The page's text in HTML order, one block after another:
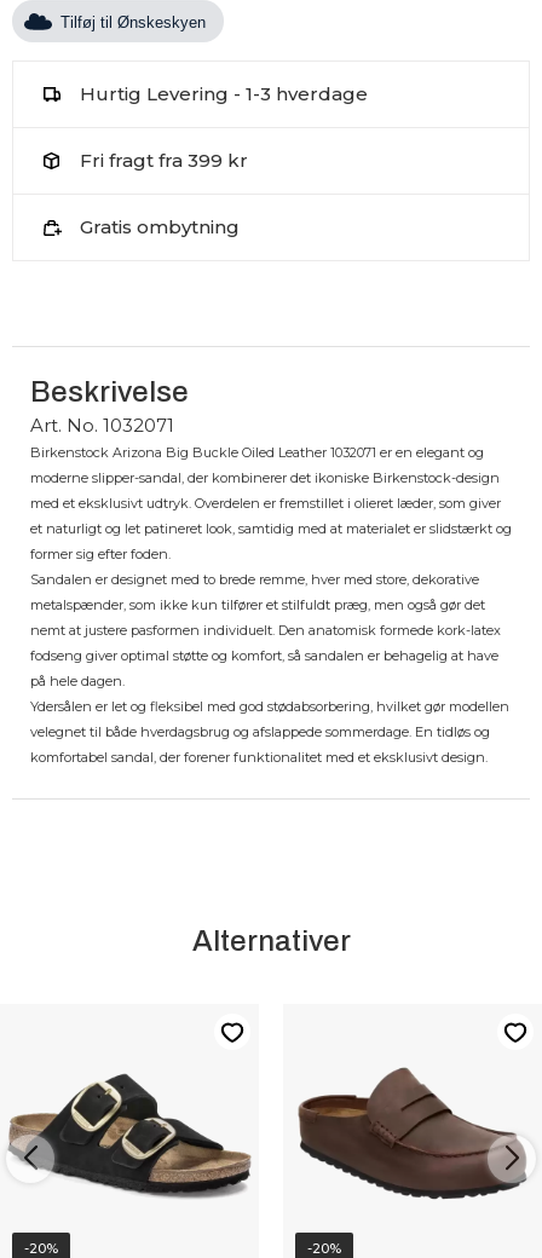
Tilføj til Ønskeskyen
Hurtig Levering - 1-3 hverdage
Fri fragt fra 399 kr
Gratis ombytning
Beskrivelse
Art. No. 1032071
Birkenstock Arizona Big Buckle Oiled Leather 1032071 er en elegant og
moderne slipper-sandal, der kombinerer det ikoniske Birkenstock-design
med et eksklusivt udtryk. Overdelen er fremstillet i olieret læder, som giver
et naturligt og let patineret look, samtidig med at materialet er slidstærkt og
former sig efter foden.
Sandalen er designet med to brede remme, hver med store, dekorative
metalspænder, som ikke kun tilfører et stilfuldt præg, men også gør det
nemt at justere pasformen individuelt. Den anatomisk formede kork-latex
fodseng giver optimal støtte og komfort, så sandalen er behagelig at have
på hele dagen.
Ydersålen er let og fleksibel med god stødabsorbering, hvilket gør modellen
velegnet til både hverdagsbrug og afslappede sommerdage. En tidløs og
komfortabel sandal, der forener funktionalitet med et eksklusivt design.
Alternativer
-20% -20%